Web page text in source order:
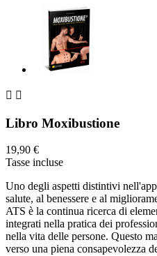
 
Libro Moxibustione
19,90 €
Tasse incluse
Uno degli aspetti distintivi
salute, al benessere e al
ATS è la continua ricerca di
integrati nella pratica dei
nella vita delle persone. Questo
verso una piena consapevolezza